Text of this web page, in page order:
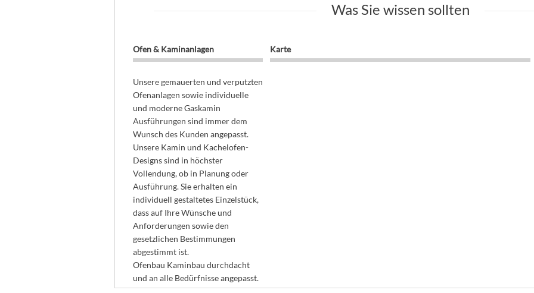
Was Sie wissen sollten
Ofen & Kaminanlagen
Unsere gemauerten und verputzten
Ofenanlagen sowie individuelle
und moderne Gaskamin
Ausführungen sind immer dem
Wunsch des Kunden angepasst.
Unsere Kamin und Kachelofen-
Designs sind in höchster
Vollendung, ob in Planung oder
Ausführung. Sie erhalten ein
individuell gestaltetes Einzelstück,
dass auf Ihre Wünsche und
Anforderungen sowie den
gesetzlichen Bestimmungen
abgestimmt ist.
Ofenbau Kaminbau durchdacht
und an alle Bedürfnisse angepasst.
Karte